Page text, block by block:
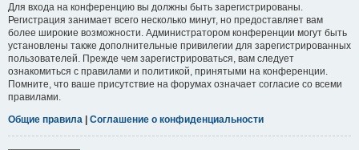
Для входа на конференцию вы должны быть зарегистрированы.
Регистрация занимает всего несколько минут, но предоставляет вам
более широкие возможности. Администратором конференции могут быть
установлены также дополнительные привилегии для зарегистрированных
пользователей. Прежде чем зарегистрироваться, вам следует
ознакомиться с правилами и политикой, принятыми на конференции.
Помните, что ваше присутствие на форумах означает согласие со всеми
правилами.
Общие правила | Соглашение о конфиденциальности